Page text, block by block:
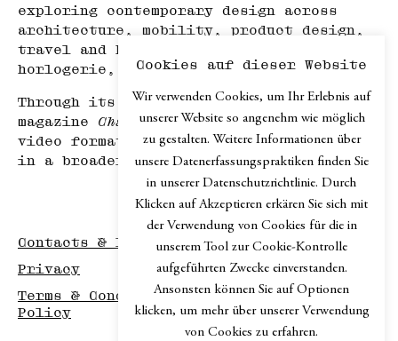
exploring contemporary design across
architecture, mobility, product design,
travel and hospitality, haute
horlogerie, and art.
Through its print edition, the online
magazine Chapter.digital, podcast and
video formats,Chapter explores design
in a broader cultural context.
Contacts & Imprint
Privacy
Terms & Conditions / Disclaimer / Return
Policy
Cookies auf dieser Website
Wir verwenden Cookies, um Ihr Erlebnis auf
unserer Website so angenehm wie möglich
zu gestalten. Weitere Informationen über
unsere Datenerfassungspraktiken finden Sie
in unserer Datenschutzrichtlinie. Durch
Klicken auf Akzeptieren erkären Sie sich mit
der Verwendung von Cookies für die in
unserem Tool zur Cookie-Kontrolle
aufgeführten Zwecke einverstanden.
Ansonsten können Sie auf Optionen
klicken, um mehr über unserer Verwendung
von Cookies zu erfahren.